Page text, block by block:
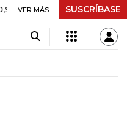
UVR $ 416,96 +$ 0,05 +0,01%
VER MÁS SUSCRÍBASE